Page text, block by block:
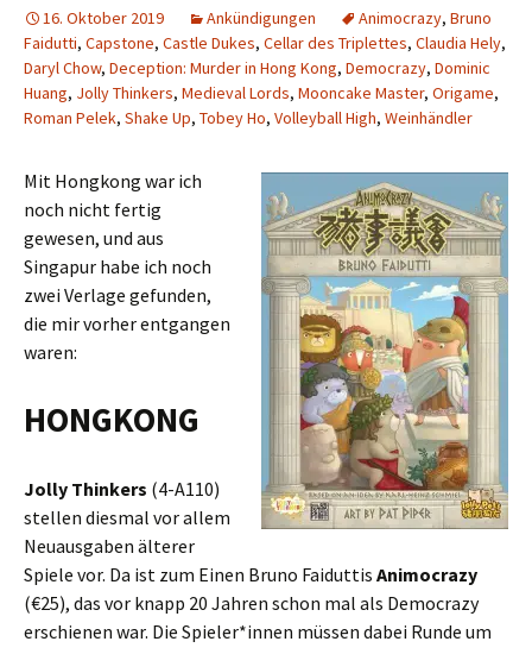
16. Oktober 2019 Ankündigungen Animocrazy, Bruno
Faidutti, Capstone, Castle Dukes, Cellar des Triplettes, Claudia Hely,
Daryl Chow, Deception: Murder in Hong Kong, Democrazy, Dominic
Huang, Jolly Thinkers, Medieval Lords, Mooncake Master, Origame,
Roman Pelek, Shake Up, Tobey Ho, Volleyball High, Weinhändler
Mit Hongkong war ich
noch nicht fertig
gewesen, und aus
Singapur habe ich noch
zwei Verlage gefunden,
die mir vorher entgangen
waren:
HONGKONG
Jolly Thinkers (4-A110)
stellen diesmal vor allem
Neuausgaben älterer
Spiele vor. Da ist zum Einen Bruno Faiduttis Animocrazy
(€25), das vor knapp 20 Jahren schon mal als Democrazy
erschienen war. Die Spieler*innen müssen dabei Runde um